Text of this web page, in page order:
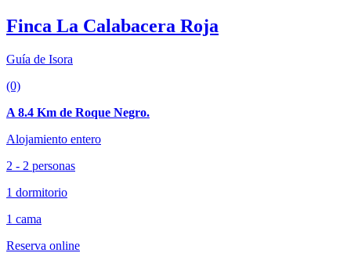
Finca La Calabacera Roja
Guía de Isora
(0)
A 8.4 Km de Roque Negro.
Alojamiento entero
2 - 2 personas
1 dormitorio
1 cama
Reserva online